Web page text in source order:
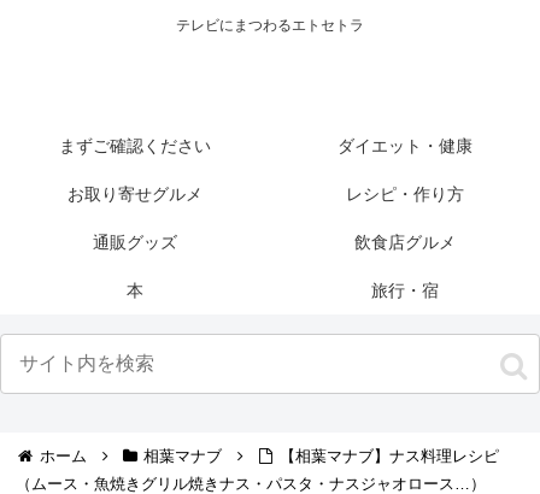
テレビにまつわるエトセトラ
まずご確認ください ダイエット・健康
お取り寄せグルメ レシピ・作り方
通販グッズ 飲食店グルメ
本 旅行・宿
ホーム 相葉マナブ
【相葉マナブ】ナス料理レシピ
（ムース・魚焼きグリル焼きナス・パスタ・ナスジャオロース…）